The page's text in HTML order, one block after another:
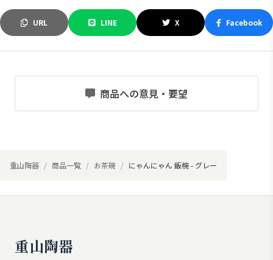
URL LINE X Facebook
商品への意見・要望
重山陶器 商品一覧 お茶碗 にゃんにゃん 飯椀 - グレー
重山陶器